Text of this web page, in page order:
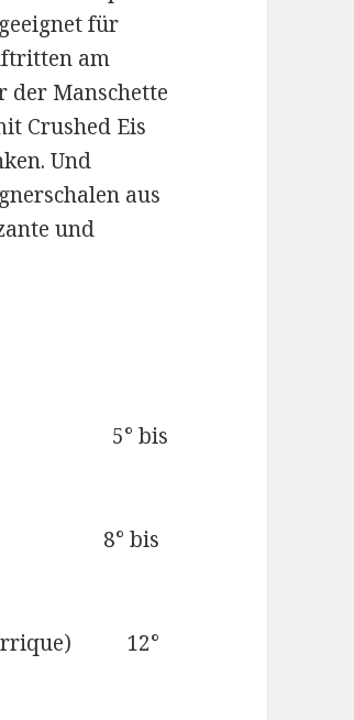
für
am
der Manschette
Crushed Eis
Und
aus
und
5° bis
8° bis
Barrique) 12°